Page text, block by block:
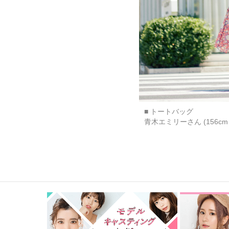
■ トートバッグ
青木エミリーさん